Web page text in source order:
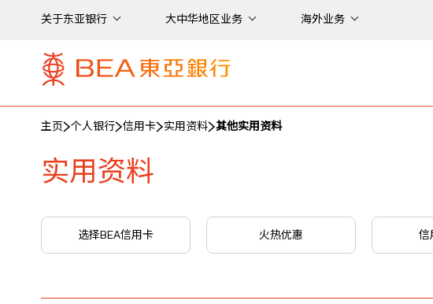
关于东亚银行 大中华地区业务 海外业务
主页 个人银行 信用卡 实用资料 其他实用资料
实用资料
选择BEA信用卡 火热优惠 信